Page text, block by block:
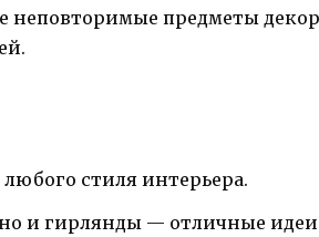
неповторимые предметы
стиля интерьера.
и гирлянды — отличные идеи